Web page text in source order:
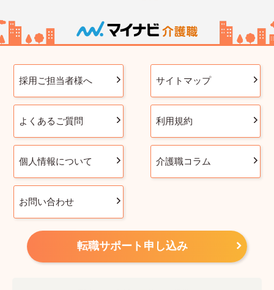
採用ご担当者様へ サイトマップ
よくあるご質問 利用規約
個人情報について 介護職コラム
お問い合わせ
転職サポート申し込み